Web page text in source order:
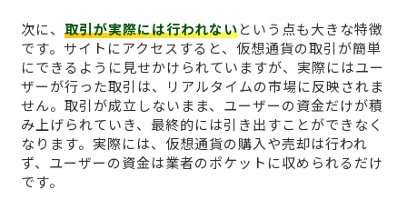
次に、 取引が実際には行われないという点も大きな特徴
です。サイトにアクセスすると、仮想通貨の取引が簡単
にできるように見せかけられていますが、実際にはユー
ザーが行った取引は、リアルタイムの市場に反映されま
せん。取引が成立しないまま、ユーザーの資金だけが積
み上げられていき、最終的には引き出すことができなく
なります。実際には、仮想通貨の購入や売却は行われ
ず、ユーザーの資金は業者のポケットに収められるだけ
です。